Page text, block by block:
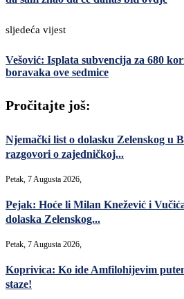
sljedeća vijest
Vešović: Isplata subvencija za 680
boravaka ove sedmice
Pročitajte još:
Njemački list o dolasku Zelenskog u
razgovori o zajedničkoj...
Petak, 7 Augusta 2026,
Pejak: Hoće li Milan Knežević i
dolaska Zelenskog...
Petak, 7 Augusta 2026,
Koprivica: Ko ide Amfilohijevim
staze!